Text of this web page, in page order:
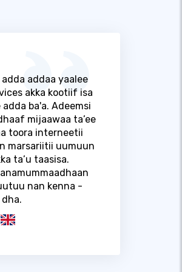
addaa yaalee
akka kootiif isa
ba'a. Adeemsi
mijaawaa ta’ee
toora interneetii
marsariitii uumuun
ta’u taasisa.
nan kenna -